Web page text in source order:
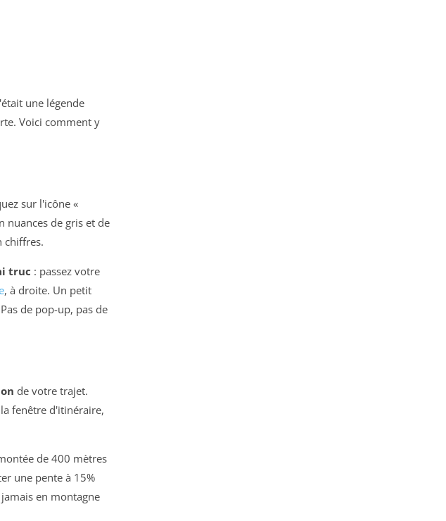
une légende
Voici comment y
sur l'icône «
nuances de gris et de
chiffres.
truc : passez votre
, à droite. Un petit
de pop-up, pas de
de votre trajet.
fenêtre d'itinéraire,
de 400 mètres
une pente à 15%
en montagne